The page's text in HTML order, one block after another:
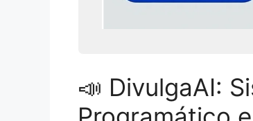
📣 DivulgaAI: